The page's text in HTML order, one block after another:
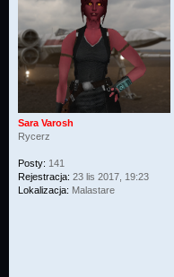
Sara Varosh
Rycerz
Posty: 141
Rejestracja: 23 lis 2017, 19:23
Lokalizacja: Malastare